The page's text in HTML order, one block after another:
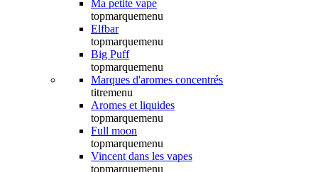
Ma petite vape
topmarquemenu
Elfbar
topmarquemenu
Big Puff
topmarquemenu
Marques d'aromes concentrés
titremenu
Aromes et liquides
topmarquemenu
Full moon
topmarquemenu
Vincent dans les vapes
topmarquemenu